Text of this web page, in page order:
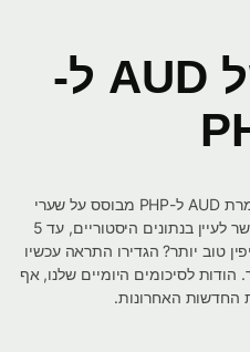
תרשים של AUD ל-
התרשים האינטראקטיבי שלנו להמרת AUD ל-PHP מבוסס על שערי
חליפין אמצעיים בזמן אמת, מאפשר לעיין בנתונים היסטוריים, עד 5
יותר? הגדירו התראה עכשיו
לסיכומים היומיים שלנו, אף
האחרונות.